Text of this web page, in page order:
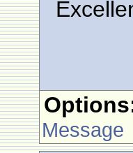
Message